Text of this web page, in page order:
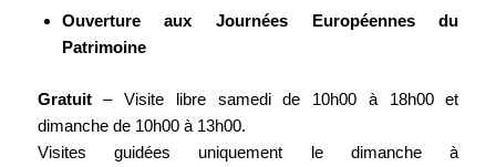
Ouverture aux Journées Européennes du
Patrimoine
Gratuit– Visite libre samedi de 10h00 à 18h00 et
dimanche de 10h00 à 13h00.
Visites guidées uniquement le dimanche à